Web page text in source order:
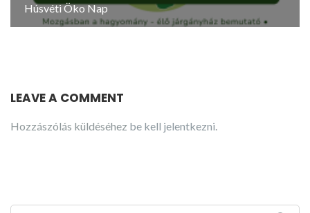
Húsvéti Öko Nap
LEAVE A COMMENT
Hozzászólás küldéséhez be kell jelentkezni